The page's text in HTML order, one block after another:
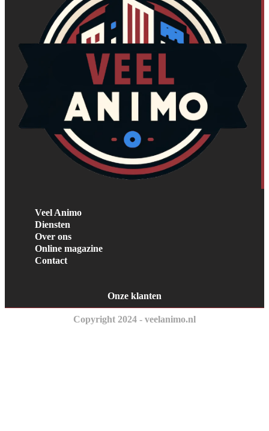
Veel Animo
Diensten
Over ons
Online magazine
Contact
Onze klanten
Copyright 2024 - veelanimo.nl